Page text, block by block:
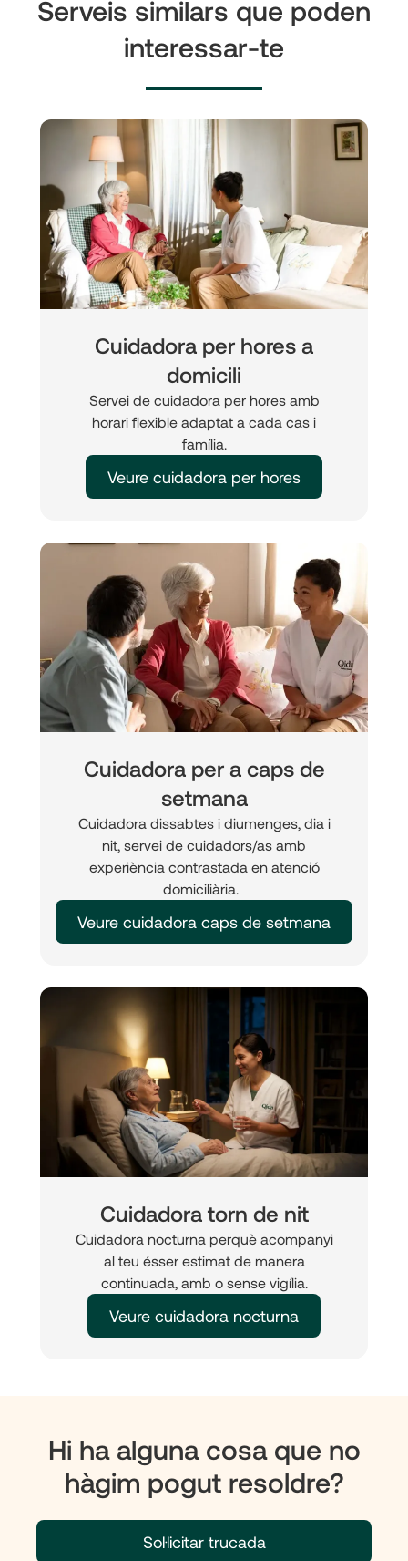
Serveis similars que poden
interessar-te
Cuidadora per hores a
domicili
Servei de cuidadora per hores amb
horari flexible adaptat a cada cas i
família.
Veure cuidadora per hores
Cuidadora per a caps de
setmana
Cuidadora dissabtes i diumenges, dia i
nit, servei de cuidadors/as amb
experiència contrastada en atenció
domiciliària.
Veure cuidadora caps de setmana
Cuidadora torn de nit
Cuidadora nocturna perquè acompanyi
al teu ésser estimat de manera
continuada, amb o sense vigília.
Veure cuidadora nocturna
Hi ha alguna cosa que no
hàgim pogut resoldre?
Sol·licitar trucada